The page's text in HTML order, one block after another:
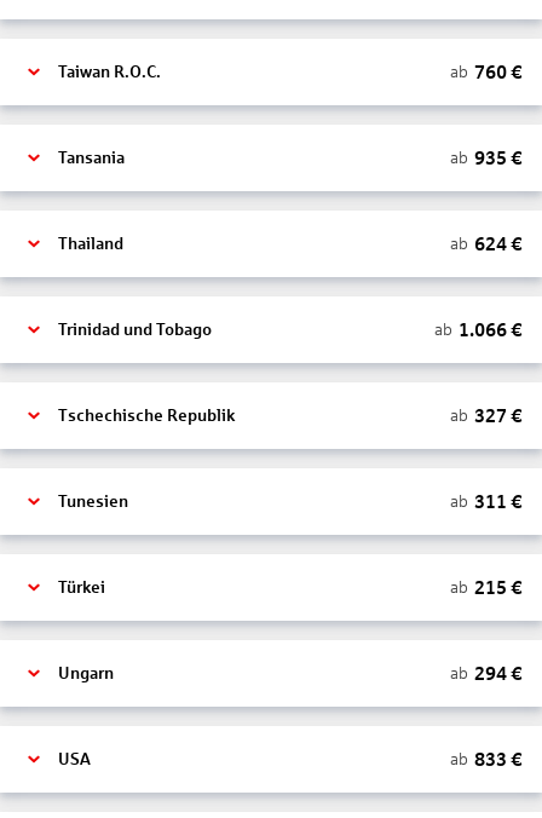
Taiwan R.O.C. ab 760€
Tansania ab 935 €
Thailand ab 624€
Trinidad und Tobago ab 1.066€
Tschechische Republik ab 327 €
Tunesien ab 311 €
Türkei ab 215 €
Ungarn ab 294€
USA ab 833 €